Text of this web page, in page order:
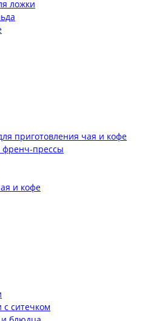
ложки
приготовления чая и кофе
френч-прессы
и кофе
с ситечком